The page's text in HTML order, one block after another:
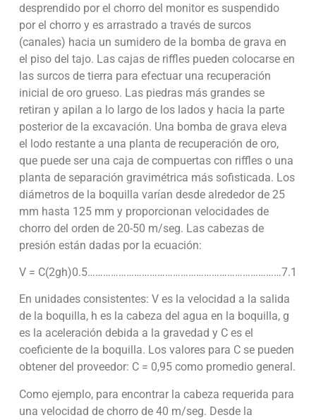
desprendido por el chorro del monitor es suspendido
por el chorro y es arrastrado a través de surcos
(canales) hacia un sumidero de la bomba de grava en
el piso del tajo. Las cajas de riffles pueden colocarse en
las surcos de tierra para efectuar una recuperación
inicial de oro grueso. Las piedras más grandes se
retiran y apilan a lo largo de los lados y hacia la parte
posterior de la excavación. Una bomba de grava eleva
el lodo restante a una planta de recuperación de oro,
que puede ser una caja de compuertas con riffles o una
planta de separación gravimétrica más sofisticada. Los
diámetros de la boquilla varían desde alrededor de 25
mm hasta 125 mm y proporcionan velocidades de
chorro del orden de 20-50 m/seg. Las cabezas de
presión están dadas por la ecuación:
V = C(2gh)0.5…………………………………………………………………7.1
En unidades consistentes: V es la velocidad a la salida
de la boquilla, h es la cabeza del agua en la boquilla, g
es la aceleración debida a la gravedad y C es el
coeficiente de la boquilla. Los valores para C se pueden
obtener del proveedor: C = 0,95 como promedio general.
Como ejemplo, para encontrar la cabeza requerida para
una velocidad de chorro de 40 m/seg. Desde la